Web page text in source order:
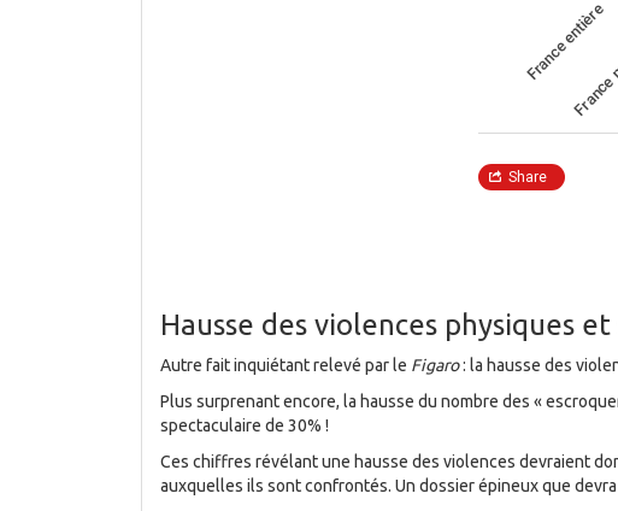
Hausse des violences physiques
Autre fait inquiétant relevé par le Figaro: la hausse des
Plus surprenant encore, la hausse du nombre des «
spectaculaire de 30% !
Ces chiffres révélant une hausse des violences devraient
auxquelles ils sont confrontés. Un dossier épineux que